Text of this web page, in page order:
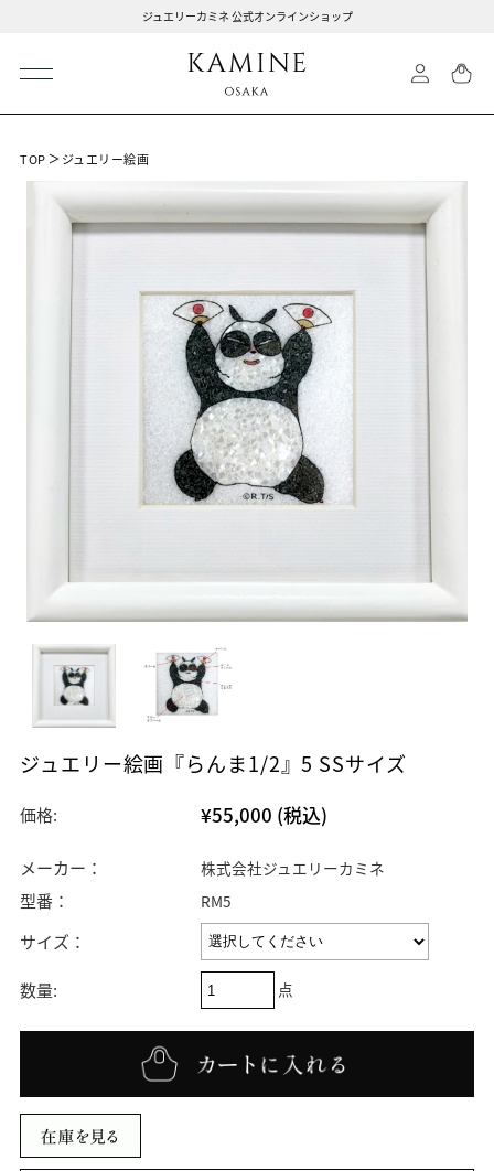
ジュエリーカミネ 公式オンラインショップ
TOP ジュエリー絵画
ジュエリー絵画『らんま1/2』5 SSサイズ
価格: ¥55,000 (税込)
メーカー： 株式会社ジュエリーカミネ
型番： RM5
サイズ：
数量: 点